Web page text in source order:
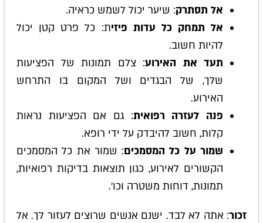
אל תסתרק: שיער יכול לשמש כראיה.
אל תמחק כל עדות פיזית: כל פרט קטן יכול
להיות חשוב.
תעד את האירוע: צלם תמונות של הפציעות
שלך, של הבגדים ושל המקום בו התרחש
האירוע.
פנה לעזרה רפואית: גם אם הפציעות נראות
קלות, חשוב להיבדק על ידי רופא.
שמור על כל המסמכים: שמור את כל המסמכים
הקשורים לאירוע, כגון תוצאות בדיקות רפואיות,
תמונות, דוחות משטרה וכו'.
זכור: אתה לא לבד. ישנם אנשים שרוצים לעזור לך. אל